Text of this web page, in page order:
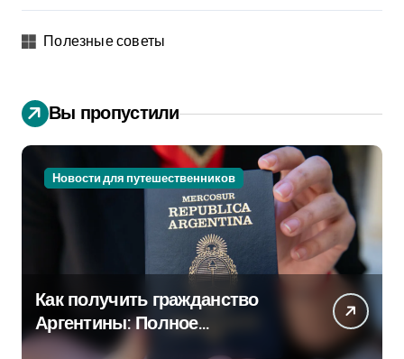
Полезные советы
Вы пропустили
Новости для путешественников
Как получить гражданство
Аргентины: Полное
руководство